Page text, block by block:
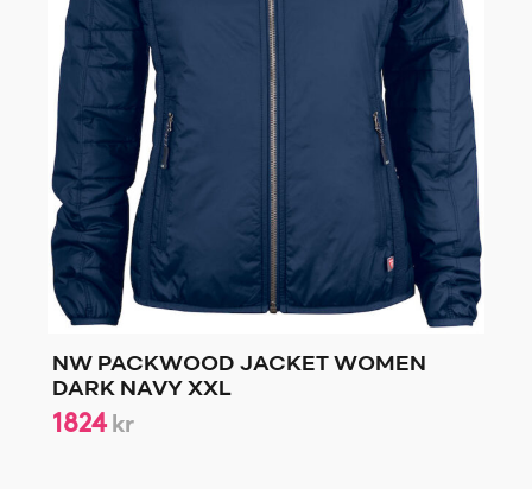
NW PACKWOOD JACKET WOMEN
DARK NAVY XXL
1824kr